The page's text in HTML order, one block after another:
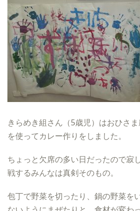
きらめき組さん（5歳児）はおひさ
を使ってカレー作りをしました。
ちょっと欠席の多い日だったので寂
戦するみんなは真剣そのもの。
包丁で野菜を切ったり、鍋の野菜を